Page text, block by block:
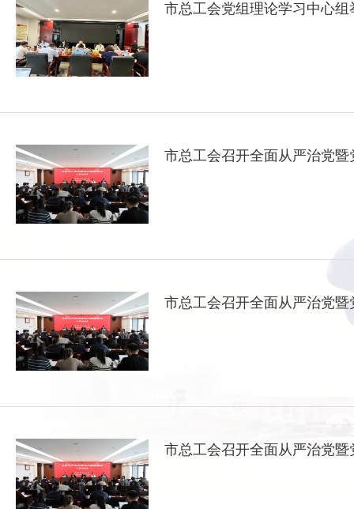
市总工会党组理论学习中心组
市总工会召开全面从严治党
市总工会召开全面从严治党
市总工会召开全面从严治党